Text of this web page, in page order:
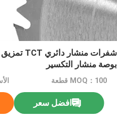
بوصة منشار التكسير
MOQ：100 قطعة
افضل سعر